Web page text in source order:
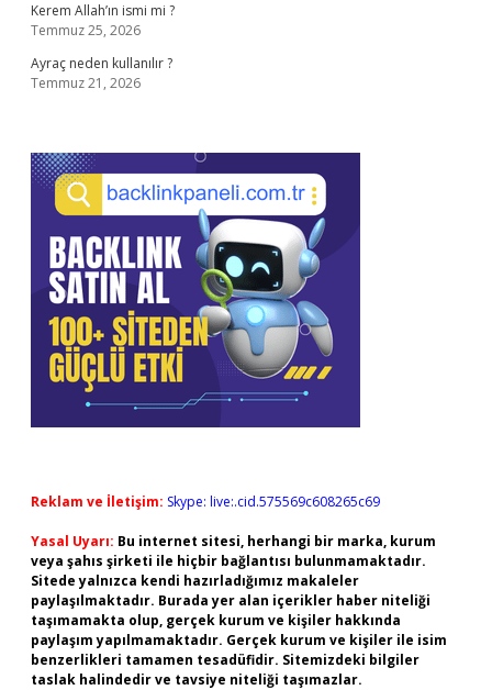
Kerem Allah’ın ismi mi ?
Temmuz 25, 2026
Ayraç neden kullanılır ?
Temmuz 21, 2026
Reklam ve İletişim: Skype: live:.cid.575569c608265c69
Yasal Uyarı: Bu internet sitesi, herhangi bir marka, kurum
veya şahıs şirketi ile hiçbir bağlantısı bulunmamaktadır.
Sitede yalnızca kendi hazırladığımız makaleler
paylaşılmaktadır. Burada yer alan içerikler haber niteliği
taşımamakta olup, gerçek kurum ve kişiler hakkında
paylaşım yapılmamaktadır. Gerçek kurum ve kişiler ile isim
benzerlikleri tamamen tesadüfidir. Sitemizdeki bilgiler
taslak halindedir ve tavsiye niteliği taşımazlar.